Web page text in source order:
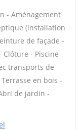
- Aménagement
(installation
de façade -
- Piscine
transports de
en bois -
de jardin -